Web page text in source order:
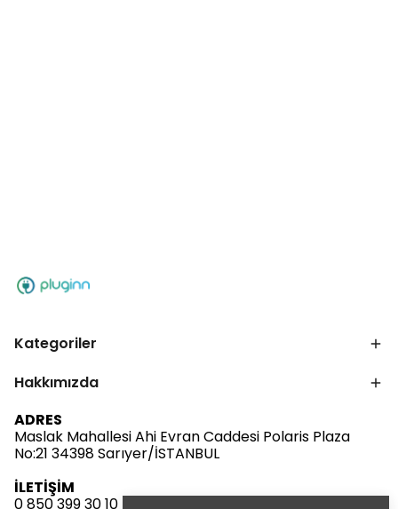
Kategoriler
Hakkımızda
ADRES
Maslak Mahallesi Ahi Evran Caddesi Polaris Plaza
No:21 34398 Sarıyer/İSTANBUL
İLETİŞİM
0 850 399 30 10